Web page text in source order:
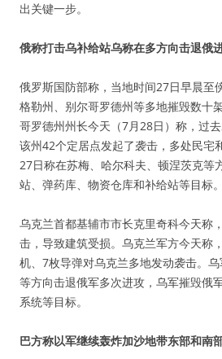
出关键一步。
俄称打击乌补给站乌称在多方向击退俄
俄罗斯国防部称，当地时间27日早晨至
格勒州、别尔哥罗德州等多地摧毁数十
哥罗德州州长今天（7月28日）称，过
该州42个定居点发起了袭击，多处民宅
27日称在苏梅、哈尔科夫、顿涅茨克等
站、弹药库、物资仓库和补给站等目标。
乌克兰首都基辅市市长克里奇科今天称
击，导致建筑受损。乌克兰军方今天称
机、7枚导弹对乌克兰多地发动袭击。
等方向击退俄军多次进攻，乌军摧毁俄
系统等目标。
巴方称以军继续轰炸加沙地带东部和南